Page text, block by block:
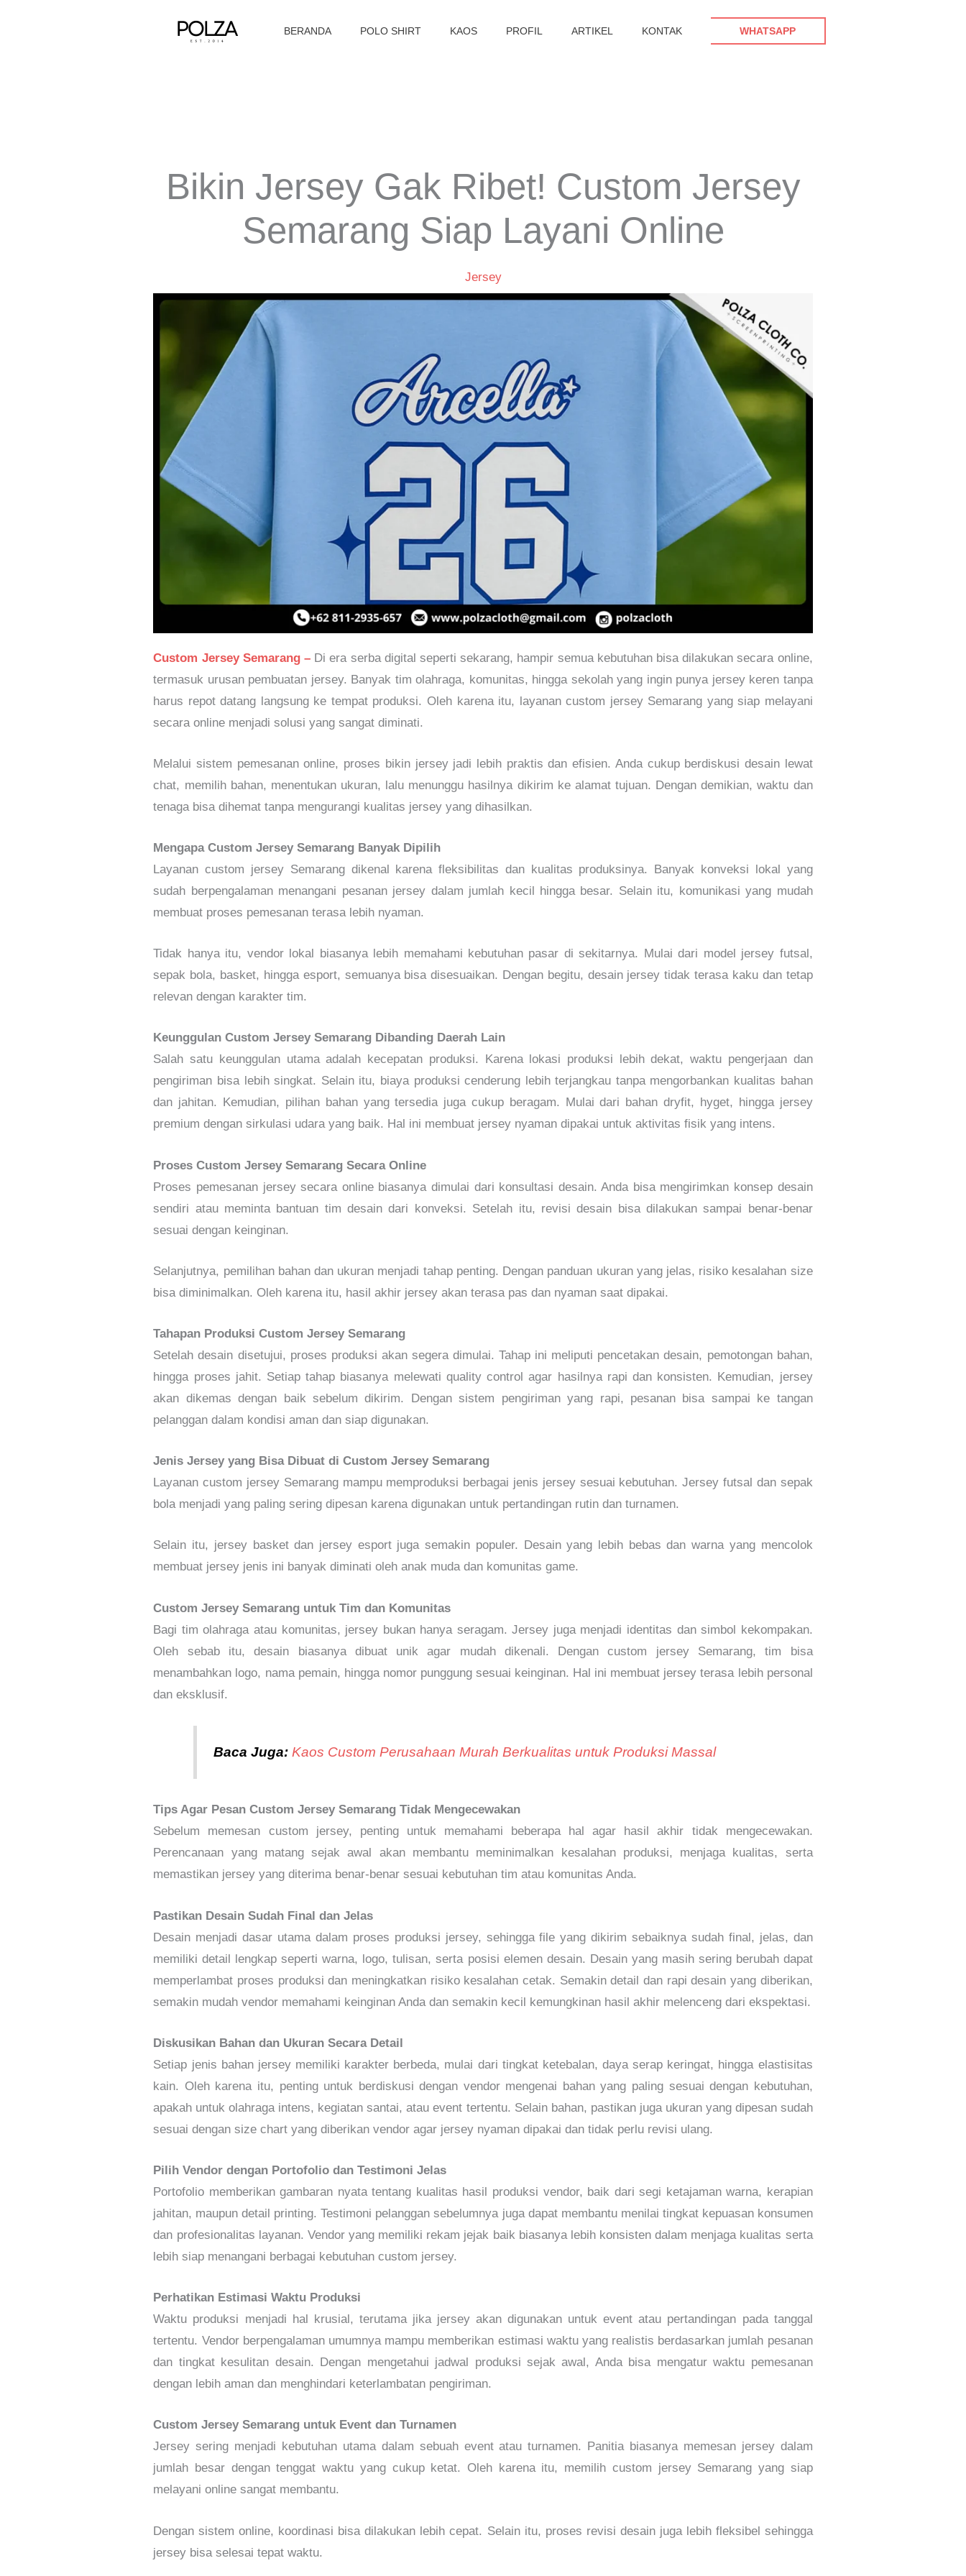
BERANDA POLO SHIRT KAOS PROFIL ARTIKEL KONTAK WHATSAPP
Bikin Jersey Gak Ribet! Custom Jersey
Semarang Siap Layani Online
Jersey
Custom Jersey Semarang – Di era serba digital seperti sekarang, hampir semua kebutuhan bisa dilakukan secara online,
termasuk urusan pembuatan jersey. Banyak tim olahraga, komunitas, hingga sekolah yang ingin punya jersey keren tanpa
harus repot datang langsung ke tempat produksi. Oleh karena itu, layanan custom jersey Semarang yang siap melayani
secara online menjadi solusi yang sangat diminati.
Melalui sistem pemesanan online, proses bikin jersey jadi lebih praktis dan efisien. Anda cukup berdiskusi desain lewat
chat, memilih bahan, menentukan ukuran, lalu menunggu hasilnya dikirim ke alamat tujuan. Dengan demikian, waktu dan
tenaga bisa dihemat tanpa mengurangi kualitas jersey yang dihasilkan.
Mengapa Custom Jersey Semarang Banyak Dipilih
Layanan custom jersey Semarang dikenal karena fleksibilitas dan kualitas produksinya. Banyak konveksi lokal yang
sudah berpengalaman menangani pesanan jersey dalam jumlah kecil hingga besar. Selain itu, komunikasi yang mudah
membuat proses pemesanan terasa lebih nyaman.
Tidak hanya itu, vendor lokal biasanya lebih memahami kebutuhan pasar di sekitarnya. Mulai dari model jersey futsal,
sepak bola, basket, hingga esport, semuanya bisa disesuaikan. Dengan begitu, desain jersey tidak terasa kaku dan tetap
relevan dengan karakter tim.
Keunggulan Custom Jersey Semarang Dibanding Daerah Lain
Salah satu keunggulan utama adalah kecepatan produksi. Karena lokasi produksi lebih dekat, waktu pengerjaan dan
pengiriman bisa lebih singkat. Selain itu, biaya produksi cenderung lebih terjangkau tanpa mengorbankan kualitas bahan
dan jahitan. Kemudian, pilihan bahan yang tersedia juga cukup beragam. Mulai dari bahan dryfit, hyget, hingga jersey
premium dengan sirkulasi udara yang baik. Hal ini membuat jersey nyaman dipakai untuk aktivitas fisik yang intens.
Proses Custom Jersey Semarang Secara Online
Proses pemesanan jersey secara online biasanya dimulai dari konsultasi desain. Anda bisa mengirimkan konsep desain
sendiri atau meminta bantuan tim desain dari konveksi. Setelah itu, revisi desain bisa dilakukan sampai benar-benar
sesuai dengan keinginan.
Selanjutnya, pemilihan bahan dan ukuran menjadi tahap penting. Dengan panduan ukuran yang jelas, risiko kesalahan size
bisa diminimalkan. Oleh karena itu, hasil akhir jersey akan terasa pas dan nyaman saat dipakai.
Tahapan Produksi Custom Jersey Semarang
Setelah desain disetujui, proses produksi akan segera dimulai. Tahap ini meliputi pencetakan desain, pemotongan bahan,
hingga proses jahit. Setiap tahap biasanya melewati quality control agar hasilnya rapi dan konsisten. Kemudian, jersey
akan dikemas dengan baik sebelum dikirim. Dengan sistem pengiriman yang rapi, pesanan bisa sampai ke tangan
pelanggan dalam kondisi aman dan siap digunakan.
Jenis Jersey yang Bisa Dibuat di Custom Jersey Semarang
Layanan custom jersey Semarang mampu memproduksi berbagai jenis jersey sesuai kebutuhan. Jersey futsal dan sepak
bola menjadi yang paling sering dipesan karena digunakan untuk pertandingan rutin dan turnamen.
Selain itu, jersey basket dan jersey esport juga semakin populer. Desain yang lebih bebas dan warna yang mencolok
membuat jersey jenis ini banyak diminati oleh anak muda dan komunitas game.
Custom Jersey Semarang untuk Tim dan Komunitas
Bagi tim olahraga atau komunitas, jersey bukan hanya seragam. Jersey juga menjadi identitas dan simbol kekompakan.
Oleh sebab itu, desain biasanya dibuat unik agar mudah dikenali. Dengan custom jersey Semarang, tim bisa
menambahkan logo, nama pemain, hingga nomor punggung sesuai keinginan. Hal ini membuat jersey terasa lebih personal
dan eksklusif.
Baca Juga: Kaos Custom Perusahaan Murah Berkualitas untuk Produksi Massal
Tips Agar Pesan Custom Jersey Semarang Tidak Mengecewakan
Sebelum memesan custom jersey, penting untuk memahami beberapa hal agar hasil akhir tidak mengecewakan.
Perencanaan yang matang sejak awal akan membantu meminimalkan kesalahan produksi, menjaga kualitas, serta
memastikan jersey yang diterima benar-benar sesuai kebutuhan tim atau komunitas Anda.
Pastikan Desain Sudah Final dan Jelas
Desain menjadi dasar utama dalam proses produksi jersey, sehingga file yang dikirim sebaiknya sudah final, jelas, dan
memiliki detail lengkap seperti warna, logo, tulisan, serta posisi elemen desain. Desain yang masih sering berubah dapat
memperlambat proses produksi dan meningkatkan risiko kesalahan cetak. Semakin detail dan rapi desain yang diberikan,
semakin mudah vendor memahami keinginan Anda dan semakin kecil kemungkinan hasil akhir melenceng dari ekspektasi.
Diskusikan Bahan dan Ukuran Secara Detail
Setiap jenis bahan jersey memiliki karakter berbeda, mulai dari tingkat ketebalan, daya serap keringat, hingga elastisitas
kain. Oleh karena itu, penting untuk berdiskusi dengan vendor mengenai bahan yang paling sesuai dengan kebutuhan,
apakah untuk olahraga intens, kegiatan santai, atau event tertentu. Selain bahan, pastikan juga ukuran yang dipesan sudah
sesuai dengan size chart yang diberikan vendor agar jersey nyaman dipakai dan tidak perlu revisi ulang.
Pilih Vendor dengan Portofolio dan Testimoni Jelas
Portofolio memberikan gambaran nyata tentang kualitas hasil produksi vendor, baik dari segi ketajaman warna, kerapian
jahitan, maupun detail printing. Testimoni pelanggan sebelumnya juga dapat membantu menilai tingkat kepuasan konsumen
dan profesionalitas layanan. Vendor yang memiliki rekam jejak baik biasanya lebih konsisten dalam menjaga kualitas serta
lebih siap menangani berbagai kebutuhan custom jersey.
Perhatikan Estimasi Waktu Produksi
Waktu produksi menjadi hal krusial, terutama jika jersey akan digunakan untuk event atau pertandingan pada tanggal
tertentu. Vendor berpengalaman umumnya mampu memberikan estimasi waktu yang realistis berdasarkan jumlah pesanan
dan tingkat kesulitan desain. Dengan mengetahui jadwal produksi sejak awal, Anda bisa mengatur waktu pemesanan
dengan lebih aman dan menghindari keterlambatan pengiriman.
Custom Jersey Semarang untuk Event dan Turnamen
Jersey sering menjadi kebutuhan utama dalam sebuah event atau turnamen. Panitia biasanya memesan jersey dalam
jumlah besar dengan tenggat waktu yang cukup ketat. Oleh karena itu, memilih custom jersey Semarang yang siap
melayani online sangat membantu.
Dengan sistem online, koordinasi bisa dilakukan lebih cepat. Selain itu, proses revisi desain juga lebih fleksibel sehingga
jersey bisa selesai tepat waktu.